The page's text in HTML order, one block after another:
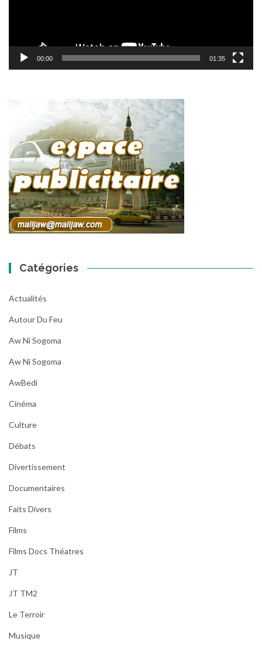
00:00 01:35
Catégories
Actualités
Autour Du Feu
Aw Ni Sogoma
Aw Ni Sogoma
AwBedi
Cinéma
Culture
Débats
Divertissement
Documentaires
Faits Divers
Films
Films Docs Théatres
JT
JT TM2
Le Terroir
Musique